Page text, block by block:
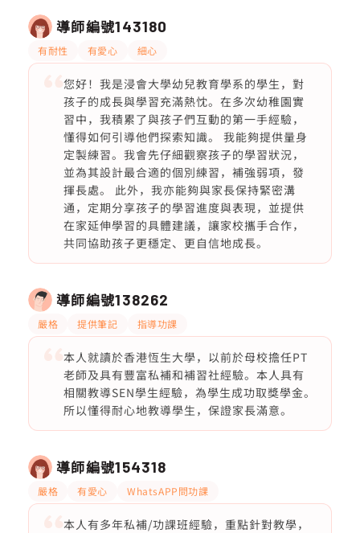
導師編號143180
有耐性 有愛心 細心
您好！我是浸會大學幼兒教育學系的學生，對
孩子的成長與學習充滿熱忱。在多次幼稚園實
習中，我積累了與孩子們互動的第一手經驗，
懂得如何引導他們探索知識。 我能夠提供量身
定製練習。我會先仔細觀察孩子的學習狀況，
並為其設計最合適的個別練習，補強弱項，發
揮長處。 此外，我亦能夠與家長保持緊密溝
通，定期分享孩子的學習進度與表現，並提供
在家延伸學習的具體建議，讓家校攜手合作，
共同協助孩子更穩定、更自信地成長。
導師編號138262
嚴格 提供筆記 指導功課
本人就讀於香港恆生大學，以前於母校擔任PT
老師及具有豐富私補和補習社經驗。本人具有
相關教導SEN學生經驗，為學生成功取獎學金。
所以懂得耐心地教導學生，保證家長滿意。
導師編號154318
嚴格 有愛心 WhatsAPP問功課
本人有多年私補/功課班經驗，重點針對教學，